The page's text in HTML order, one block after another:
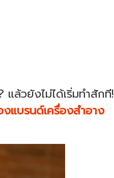
แล้วยังไม่ได้เริ่มทำสักที!
แบรนด์เครื่องสำอาง